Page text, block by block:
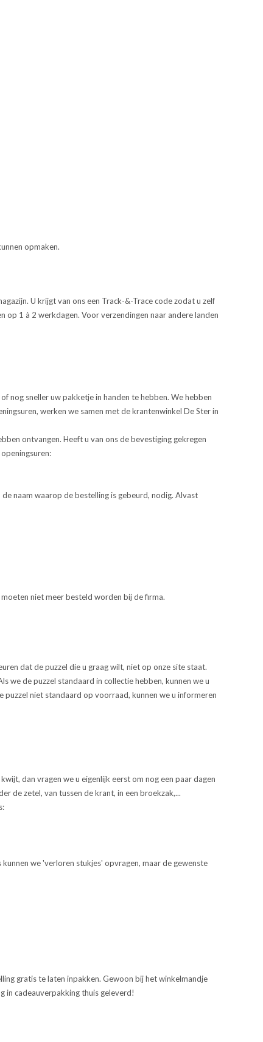
opmaken.
U krijgt van ons een Track-&-Trace code zodat u zelf
op 1 à 2 werkdagen. Voor verzendingen naar andere landen
nog sneller uw pakketje in handen te hebben. We hebben
werken we samen met de krantenwinkel De Ster in
ontvangen. Heeft u van ons de bevestiging gekregen
naam waarop de bestelling is gebeurd, nodig. Alvast
niet meer besteld worden bij de firma.
dat de puzzel die u graag wilt, niet op onze site staat.
we de puzzel standaard in collectie hebben, kunnen we u
niet standaard op voorraad, kunnen we u informeren
dan vragen we u eigenlijk eerst om nog een paar dagen
de zetel, van tussen de krant, in een broekzak,...
we 'verloren stukjes' opvragen, maar de gewenste
gratis te laten inpakken. Gewoon bij het winkelmandje
in cadeauverpakking thuis geleverd!